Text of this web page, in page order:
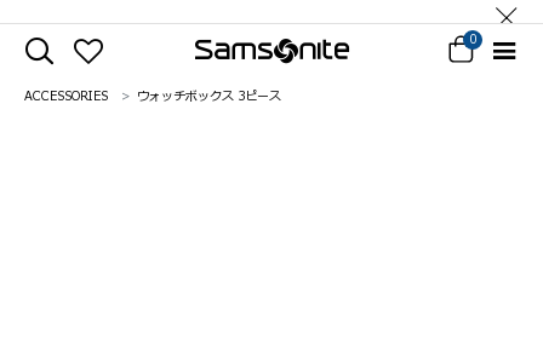
0
ACCESSORIES ウォッチボックス 3ピース